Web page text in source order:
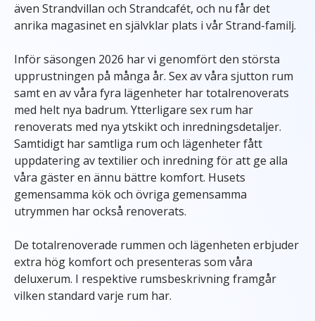
även Strandvillan och Strandcafét, och nu får det
anrika magasinet en självklar plats i vår Strand-familj.
Inför säsongen 2026 har vi genomfört den största
upprustningen på många år. Sex av våra sjutton rum
samt en av våra fyra lägenheter har totalrenoverats
med helt nya badrum. Ytterligare sex rum har
renoverats med nya ytskikt och inredningsdetaljer.
Samtidigt har samtliga rum och lägenheter fått
uppdatering av textilier och inredning för att ge alla
våra gäster en ännu bättre komfort. Husets
gemensamma kök och övriga gemensamma
utrymmen har också renoverats.
De totalrenoverade rummen och lägenheten erbjuder
extra hög komfort och presenteras som våra
deluxerum. I respektive rumsbeskrivning framgår
vilken standard varje rum har.